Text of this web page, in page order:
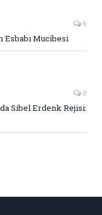
0
Esbabı Mucibesi
0
Sibel Erdenk Rejisi: